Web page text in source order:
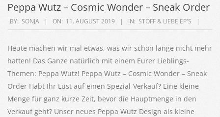
Peppa Wutz – Cosmic Wonder – Sneak Order
2019-
11
BY: SONJA ON: 11. AUGUST 2019 IN: STOFF & LIEBE EP'S
Heute machen wir mal etwas, was wir schon lange nicht mehr
hatten! Das Ganze natürlich mit einem Eurer Lieblings-
Themen: Peppa Wutz! Peppa Wutz – Cosmic Wonder – Sneak
Order Habt Ihr Lust auf einen Spezial-Verkauf? Eine kleine
Menge für ganz kurze Zeit, bevor die Hauptmenge in den
Verkauf geht? Unser neues Peppa Wutz Design als kleine